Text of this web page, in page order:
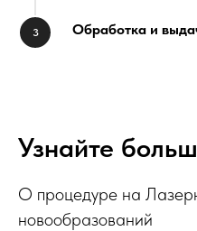
Обработка и
Узнайте
О процедуре на
новообразований